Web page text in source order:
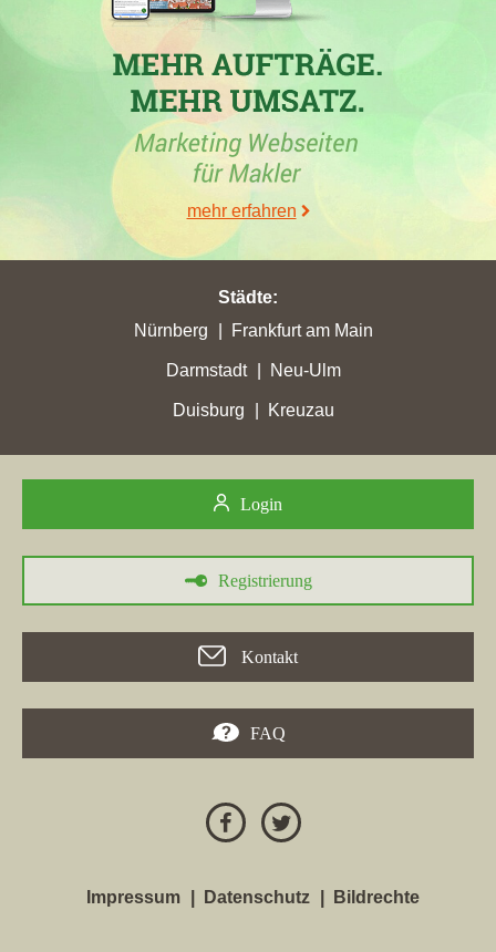
mehr erfahren
Städte:
Nürnberg
Frankfurt am Main
Darmstadt Neu-Ulm
Duisburg Kreuzau
Login
Registrierung
Kontakt
FAQ
Impressum Datenschutz Bildrechte